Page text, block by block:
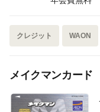
クレジット WAON
メイクマンカード